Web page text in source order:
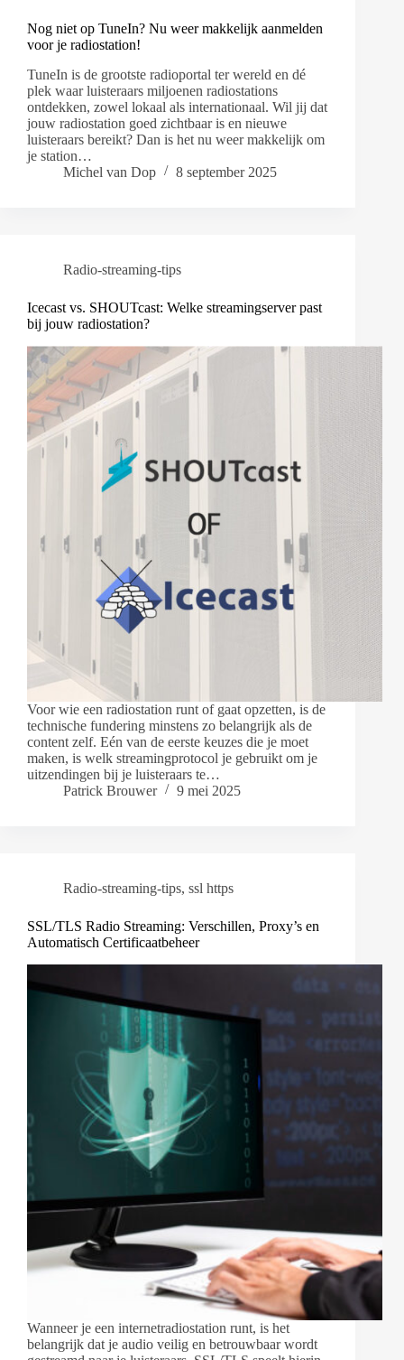
Nog niet op TuneIn? Nu weer makkelijk aanmelden
voor je radiostation!
TuneIn is de grootste radioportal ter wereld en dé
plek waar luisteraars miljoenen radiostations
ontdekken, zowel lokaal als internationaal. Wil jij dat
jouw radiostation goed zichtbaar is en nieuwe
luisteraars bereikt? Dan is het nu weer makkelijk om
je station…
Michel van Dop
8 september 2025
Radio-streaming-tips
Icecast vs. SHOUTcast: Welke streamingserver past
bij jouw radiostation?
Voor wie een radiostation runt of gaat opzetten, is de
technische fundering minstens zo belangrijk als de
content zelf. Eén van de eerste keuzes die je moet
maken, is welk streamingprotocol je gebruikt om je
uitzendingen bij je luisteraars te…
Patrick Brouwer
9 mei 2025
Radio-streaming-tips, ssl https
SSL/TLS Radio Streaming: Verschillen, Proxy’s en
Automatisch Certificaatbeheer
Wanneer je een internetradiostation runt, is het
belangrijk dat je audio veilig en betrouwbaar wordt